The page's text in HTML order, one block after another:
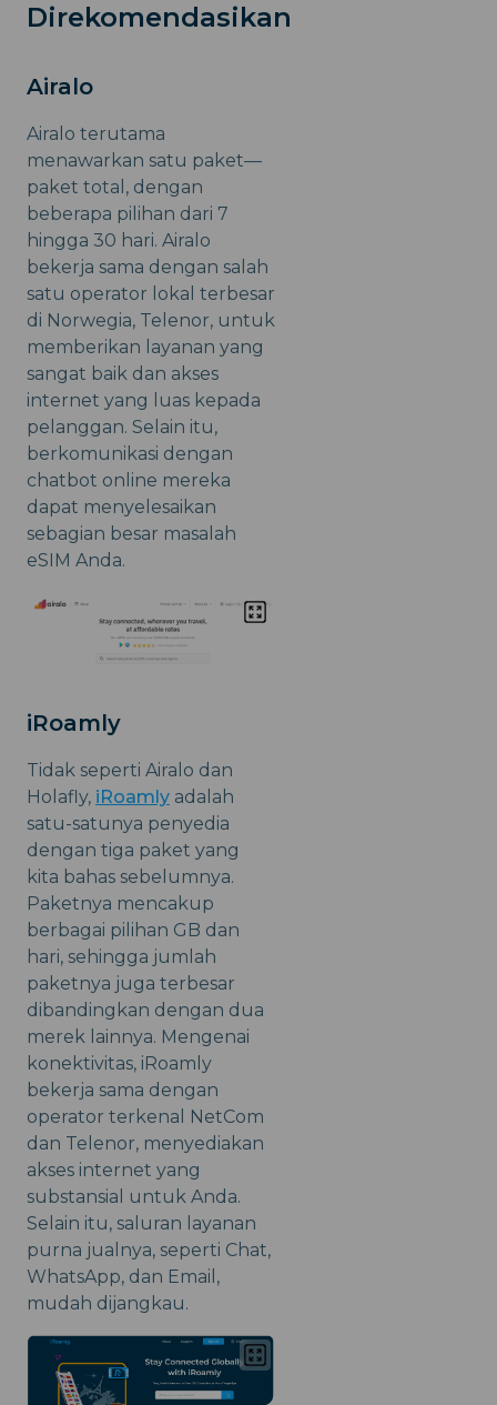
Direkomendasikan
Airalo
Airalo terutama
menawarkan satu paket—
paket total, dengan
beberapa pilihan dari 7
hingga 30 hari. Airalo
bekerja sama dengan salah
satu operator lokal terbesar
di Norwegia, Telenor, untuk
memberikan layanan yang
sangat baik dan akses
internet yang luas kepada
pelanggan. Selain itu,
berkomunikasi dengan
chatbot online mereka
dapat menyelesaikan
sebagian besar masalah
eSIM Anda.
iRoamly
Tidak seperti Airalo dan
Holafly, iRoamly adalah
satu-satunya penyedia
dengan tiga paket yang
kita bahas sebelumnya.
Paketnya mencakup
berbagai pilihan GB dan
hari, sehingga jumlah
paketnya juga terbesar
dibandingkan dengan dua
merek lainnya. Mengenai
konektivitas, iRoamly
bekerja sama dengan
operator terkenal NetCom
dan Telenor, menyediakan
akses internet yang
substansial untuk Anda.
Selain itu, saluran layanan
purna jualnya, seperti Chat,
WhatsApp, dan Email,
mudah dijangkau.